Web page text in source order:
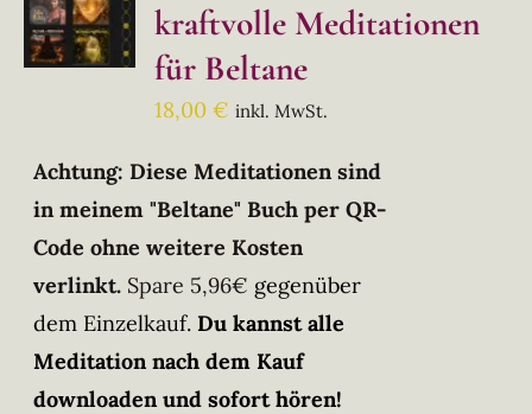
kraftvolle Meditationen
für Beltane
18,00€ inkl. MwSt.
Achtung: Diese Meditationen sind
in meinem "Beltane" Buch per QR-
Code ohne weitere Kosten
verlinkt. Spare 5,96€ gegenüber
dem Einzelkauf. Du kannst alle
Meditation nach dem Kauf
downloaden und sofort hören!